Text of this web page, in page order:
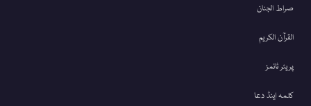
صراط الجنان
القرآن الکریم
پریئر ٹائمز
کلمہ اینڈ دعا